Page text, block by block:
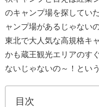
のキャンプ場を探してい
ャンプ場があるじゃない
東北で大人気な高規格キ
かも蔵王観光エリアのす
ないじゃないの～！とい
目次